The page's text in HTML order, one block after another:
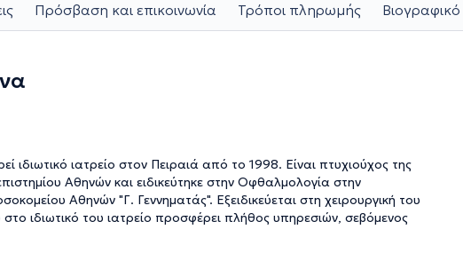
Πρόσβαση και επικοινωνία Τρόποι πληρωμής
Αθηνών και ειδικεύτηκε στην Οφθαλμολογία στην
Αθηνών "Γ. Γεννηματάς". Εξειδικεύεται στη χειρουργική του
ιδιωτικό του ιατρείο προσφέρει πλήθος υπηρεσιών, σεβόμενος